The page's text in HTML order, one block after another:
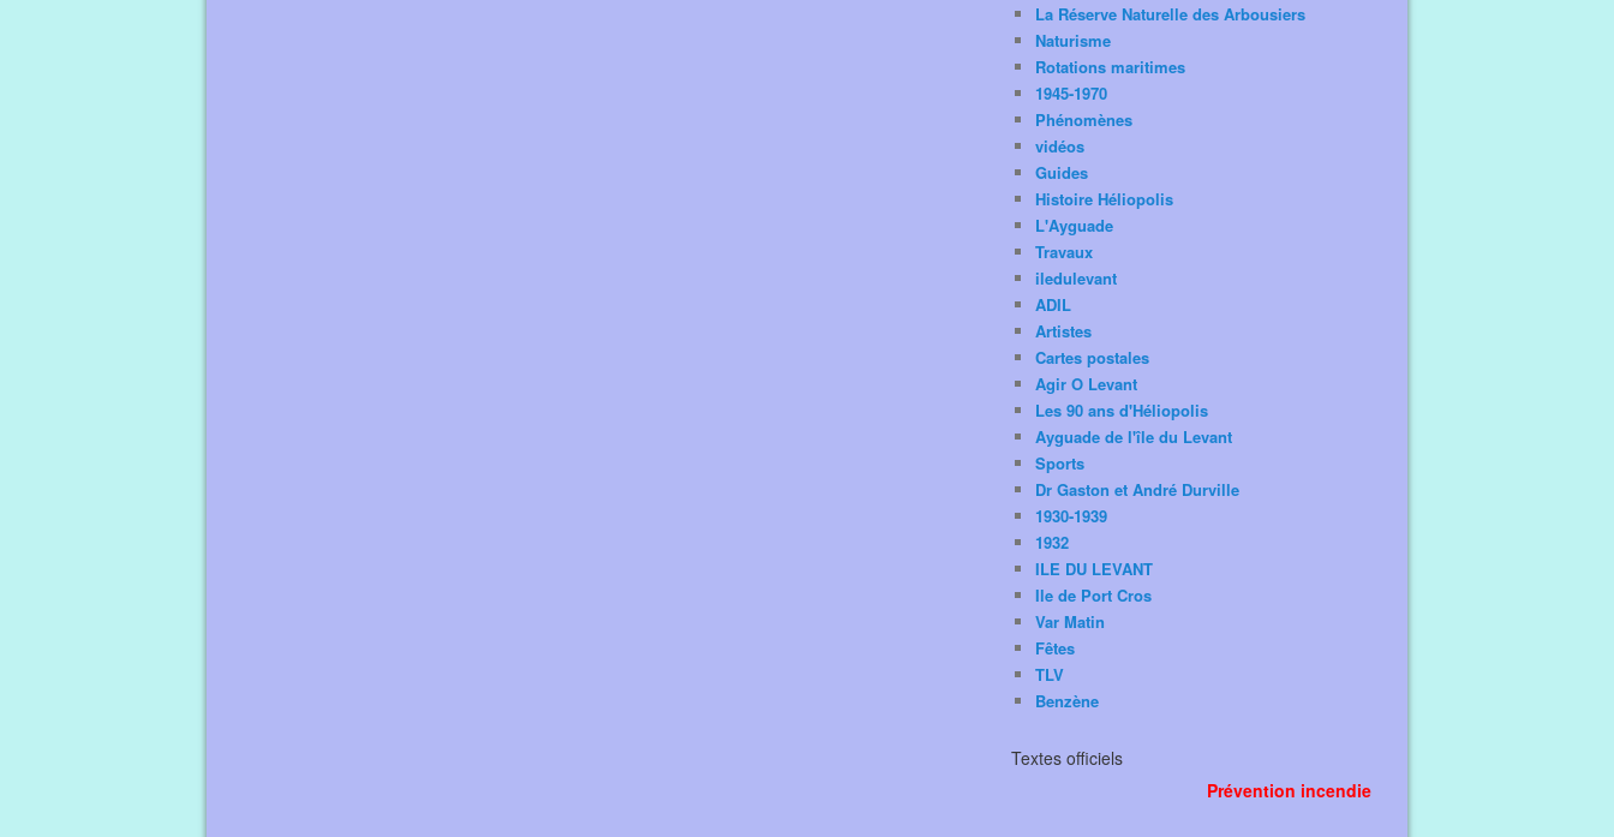
La Réserve Naturelle des Arbousiers
Naturisme
Rotations maritimes
1945-1970
Phénomènes
vidéos
Guides
Histoire Héliopolis
L'Ayguade
Travaux
iledulevant
ADIL
Artistes
Cartes postales
Agir O Levant
Les 90 ans d'Héliopolis
Ayguade de l'île du Levant
Sports
Dr Gaston et André Durville
1930-1939
1932
ILE DU LEVANT
Ile de Port Cros
Var Matin
Fêtes
TLV
Benzène
Textes officiels
Prévention incendie